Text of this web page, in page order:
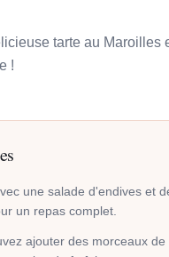
tarte au Maroilles
!
une salade d'endives et
un repas complet.
ajouter des morceaux